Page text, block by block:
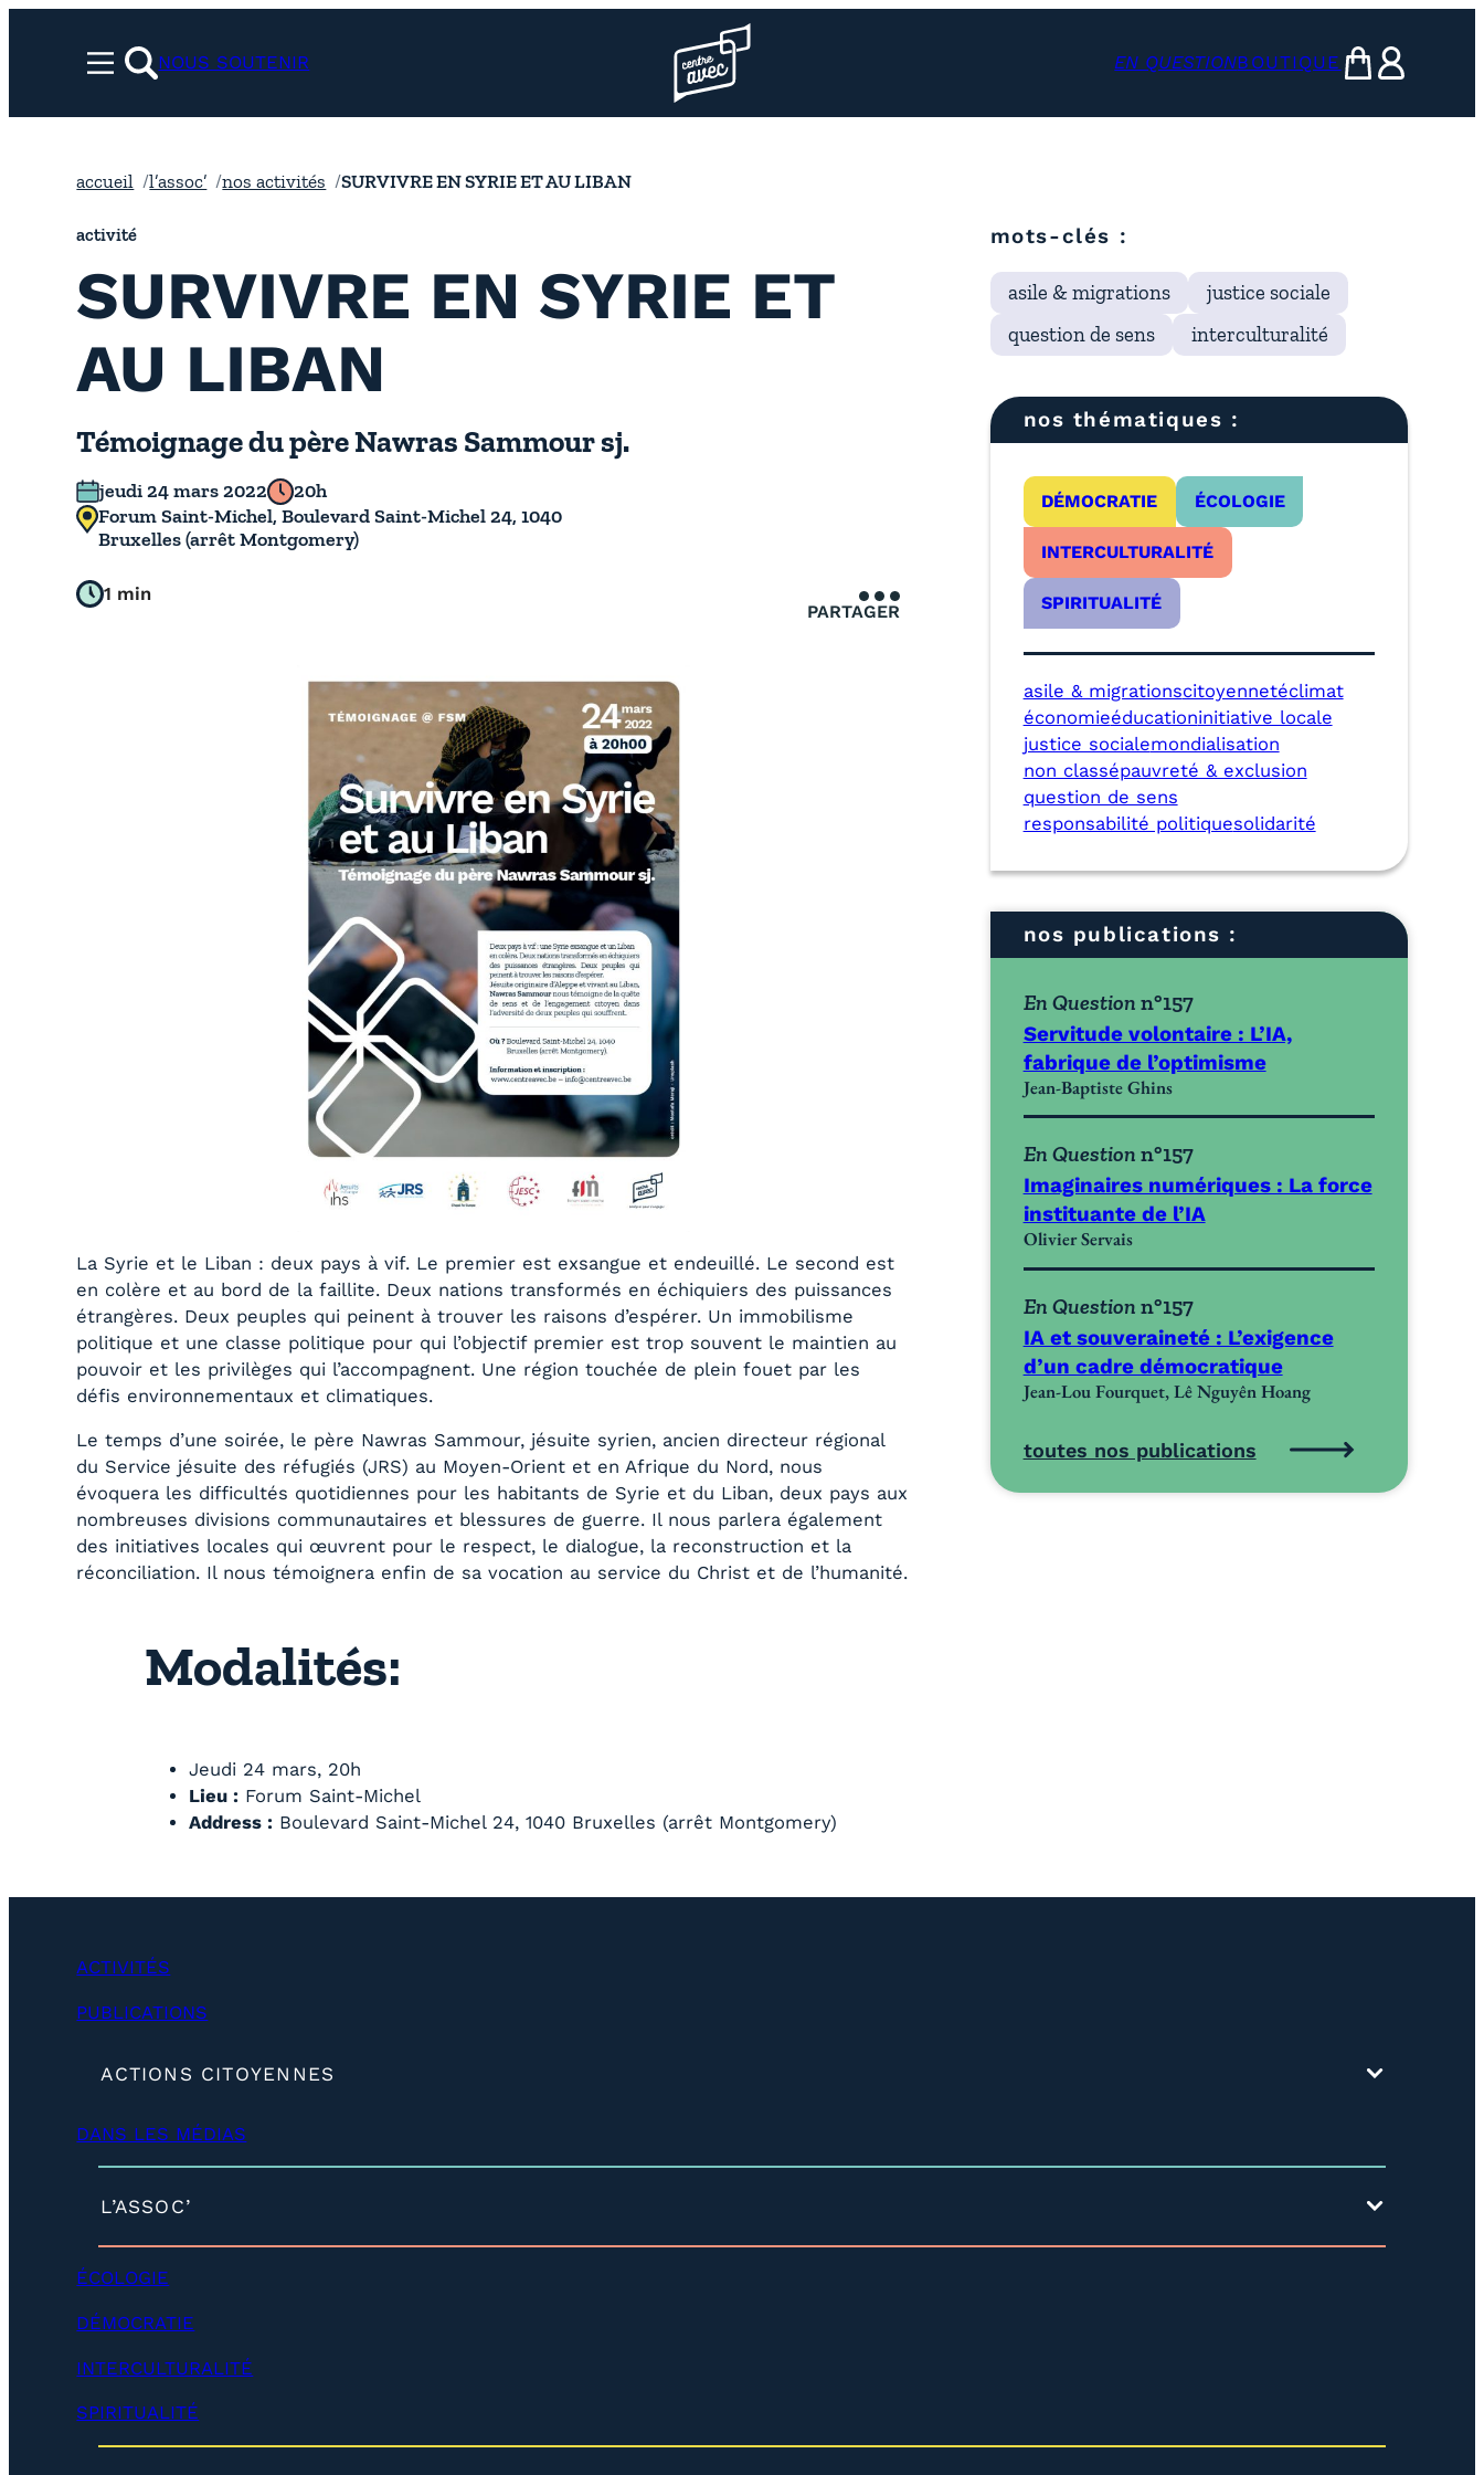
Menurechercher
NOUS SOUTENIR
Page d’accueil l’association
EN QUESTIONBOUTIQUE
mon panier
ma compte
accueil l’assoc’ nos activités SURVIVRE EN SYRIE ET AU LIBAN
activité
SURVIVRE EN SYRIE ET
AU LIBAN
Témoignage du père Nawras Sammour sj.
jeudi 24 mars 2022
20h
Forum Saint-Michel, Boulevard Saint-Michel 24, 1040
Bruxelles (arrêt Montgomery)
1 min
PARTAGER
La Syrie et le Liban : deux pays à vif. Le premier est exsangue et endeuillé. Le second est
en colère et au bord de la faillite. Deux nations transformés en échiquiers des puissances
étrangères. Deux peuples qui peinent à trouver les raisons d’espérer. Un immobilisme
politique et une classe politique pour qui l’objectif premier est trop souvent le maintien au
pouvoir et les privilèges qui l’accompagnent. Une région touchée de plein fouet par les
défis environnementaux et climatiques.
Le temps d’une soirée, le père Nawras Sammour, jésuite syrien, ancien directeur régional
du Service jésuite des réfugiés (JRS) au Moyen-Orient et en Afrique du Nord, nous
évoquera les difficultés quotidiennes pour les habitants de Syrie et du Liban, deux pays aux
nombreuses divisions communautaires et blessures de guerre. Il nous parlera également
des initiatives locales qui œuvrent pour le respect, le dialogue, la reconstruction et la
réconciliation. Il nous témoignera enfin de sa vocation au service du Christ et de l’humanité.
Modalités:
Jeudi 24 mars, 20h
Lieu :Forum Saint-Michel
Address :Boulevard Saint-Michel 24, 1040 Bruxelles (arrêt Montgomery)
mots-clés :
asile & migrations
justice sociale
question de sens
interculturalité
nos thématiques :
DÉMOCRATIE ÉCOLOGIE
INTERCULTURALITÉ
SPIRITUALITÉ
asile & migrationscitoyennetéclimat
économieéducationinitiative locale
justice socialemondialisation
non classépauvreté & exclusion
question de sens
responsabilité politiquesolidarité
nos publications :
Servitude volontaire : L’IA,
fabrique de l’optimisme
En Question n°157
Jean-Baptiste Ghins
Imaginaires numériques : La force
instituante de l’IA
En Question n°157
Olivier Servais
IA et souveraineté : L’exigence
d’un cadre démocratique
En Question n°157
Jean-Lou Fourquet, Lê Nguyên Hoang
toutes nos publications
ACTIVITÉS
PUBLICATIONS
ACTIONS CITOYENNES
e
p
DANS LES MÉDIAS
L’ASSOC’
é
l
o
p
p
e
r
)
ÉCOLOGIE
DÉMOCRATIE
INTERCULTURALITÉ
SPIRITUALITÉ